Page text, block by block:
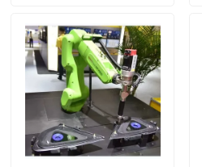
Vidéos
À propos de nous
Visite de l'usine